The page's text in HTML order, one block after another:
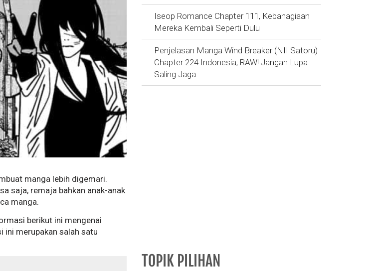
manga lebih digemari.
saja, remaja bahkan anak-anak
manga.
berikut ini mengenai
ini merupakan salah satu
Iseop Romance Chapter 111, Kebahagiaan
Mereka Kembali Seperti Dulu
Penjelasan Manga Wind Breaker (NII Satoru)
Chapter 224 Indonesia, RAW! Jangan Lupa
Saling Jaga
TOPIK PILIHAN